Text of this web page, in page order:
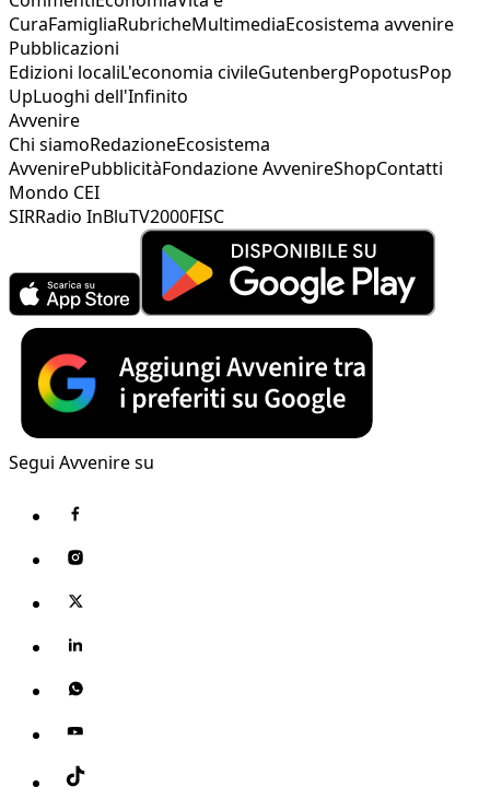
CuraFamigliaRubricheMultimediaEcosistema avvenire
Pubblicazioni
Edizioni localiL'economia civileGutenbergPopotusPop
UpLuoghi dell'Infinito
Avvenire
Chi siamoRedazioneEcosistema
AvvenirePubblicitàFondazione AvvenireShopContatti
Mondo CEI
SIRRadio InBluTV2000FISC
Segui Avvenire su